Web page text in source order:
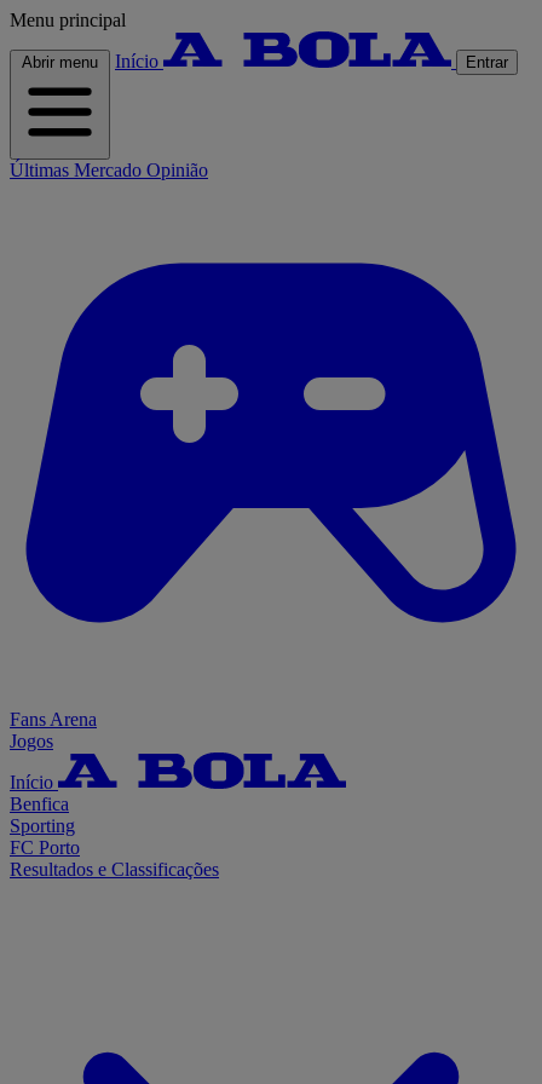
Menu principal
Abrir menu Início Entrar
Últimas Mercado Opinião
Fans Arena
Jogos
Início
Benfica
Sporting
FC Porto
Resultados e Classificações